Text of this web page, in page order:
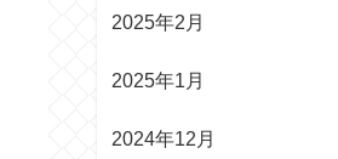
2025年2月
2025年1月
2024年12月